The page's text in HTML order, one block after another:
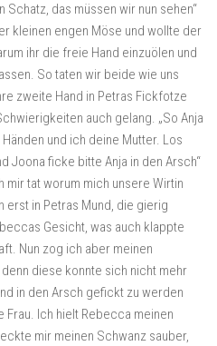
Schatz, das müssen wir nun sehen“
kleinen engen Möse und wollte der
ihr die freie Hand einzuölen und
So taten wir beide wie uns
zweite Hand in Petras Fickfotze
auch gelang. „So Anja
und ich deine Mutter. Los
Joona ficke bitte Anja in den Arsch“
tat worum mich unsere Wirtin
erst in Petras Mund, die gierig
Gesicht, was auch klappte
Nun zog ich aber meinen
diese konnte sich nicht mehr
in den Arsch gefickt zu werden
Frau. Ich hielt Rebecca meinen
mir meinen Schwanz sauber,